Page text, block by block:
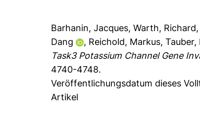
Barhanin, Jacques,Warth, Richard,
Dang
, Reichold, Markus,Tauber,
Task3 Potassium Channel Gene
4740-4748.
Veröffentlichungsdatum dieses
Artikel